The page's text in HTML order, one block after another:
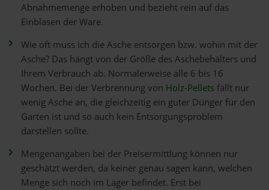
Abnahmemenge erhoben und bezieht rein auf das
Einblasen der Ware.
Wie oft muss ich die Asche entsorgen bzw. wohin mit der
Asche? Das hängt von der Größe des Aschebehälters und
Ihrem Verbrauch ab. Normalerweise alle 6 bis 16
Wochen. Bei der Verbrennung von Holz-Pelletsfällt nur
wenig Asche an, die gleichzeitig ein guter Dünger für den
Garten ist und so auch kein Entsorgungsproblem
darstellen sollte.
Mengenangaben bei der Preisermittlung können nur
geschätzt werden, da keiner genau sagen kann, welchen
Menge sich noch im Lager befindet. Erst bei